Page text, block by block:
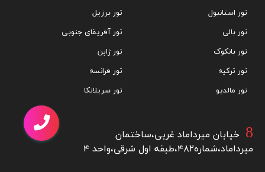
تور استانبول
تور بالی
تور بانکوک
تور ترکیه
تور مالدیو
تور برزیل
تور آفریقای جنوبی
تور ژاپن
تور فرانسه
تور سریلانکا
خیابان میرداماد غربی،ساختمان
میرداماد،شماره۴۸۲،طبقه اول شرقی،واحد ۴